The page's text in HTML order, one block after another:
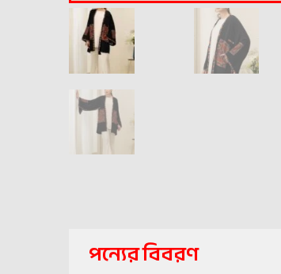
পন্যের বিবরণ